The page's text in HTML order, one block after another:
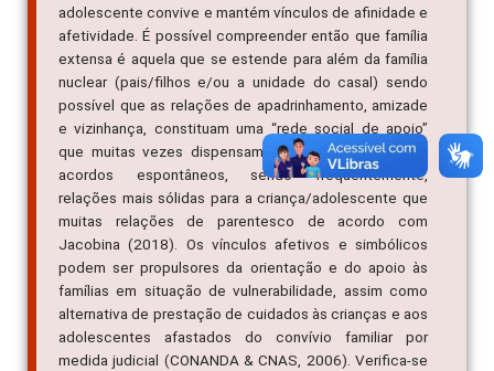
adolescente convive e mantém vínculos de afinidade e
afetividade. É possível compreender então que família
extensa é aquela que se estende para além da família
nuclear (pais/filhos e/ou a unidade do casal) sendo
possível que as relações de apadrinhamento, amizade
e vizinhança, constituam uma “rede social de apoio”
que muitas vezes dispensam cuidados por meio de
acordos espontâneos, sendo frequentemente,
relações mais sólidas para a criança/adolescente que
muitas relações de parentesco de acordo com
Jacobina (2018). Os vínculos afetivos e simbólicos
podem ser propulsores da orientação e do apoio às
famílias em situação de vulnerabilidade, assim como
alternativa de prestação de cuidados às crianças e aos
adolescentes afastados do convívio familiar por
medida judicial (CONANDA & CNAS, 2006). Verifica-se